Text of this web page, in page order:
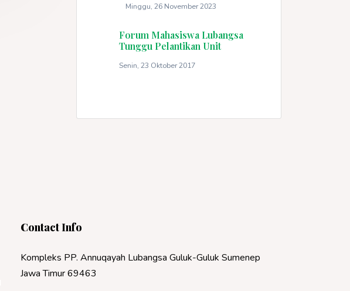
Minggu, 26 November 2023
Forum Mahasiswa Lubangsa
Tunggu Pelantikan Unit
Senin, 23 Oktober 2017
Contact Info
Kompleks PP. Annuqayah Lubangsa Guluk-Guluk Sumenep
Jawa Timur 69463